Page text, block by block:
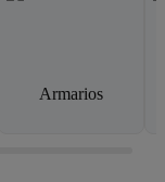
Armarios